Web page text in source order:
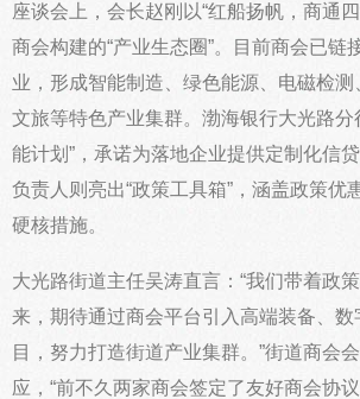
座谈会上，会长赵刚以“红船扬帆，商通
商会构建的“产业生态圈”。目前商会已链
业，形成智能制造、绿色能源、电磁检测
文旅等特色产业集群。渤海银行大光路分
能计划”，承诺为落地企业提供定制化信
负责人则亮出“政策工具箱”，涵盖政策优
硬核措施。
大光路街道主任吴涛直言：“我们带着政
来，期待通过商会平台引入高端装备、数
目，努力打造街道产业集群。”街道商会
应，“前不久两家商会签定了友好商会协